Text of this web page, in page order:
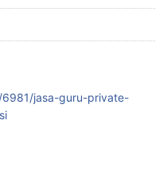
jasa-guru-private-